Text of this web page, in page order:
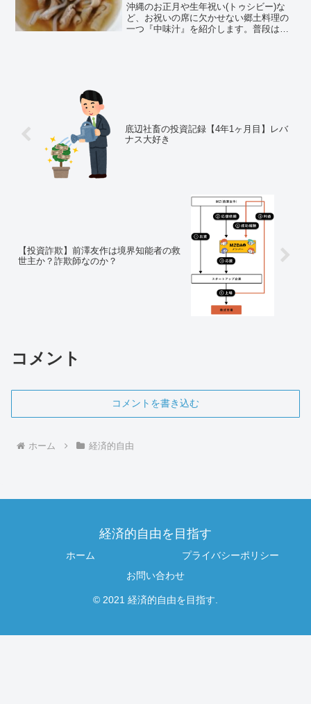
沖縄のお正月や生年祝い(トゥシビー)な
ど、お祝いの席に欠かせない郷土料理の
一つ『中味汁』を紹介します。普段は、1
底辺社畜の投資記録【4年1ヶ月目】レバ
ナス大好き
【投資詐欺】前澤友作は境界知能者の救
世主か？詐欺師なのか？
コメント
コメントを書き込む
ホーム 経済的自由
経済的自由を目指す
ホーム
プライバシーポリシー
お問い合わせ
© 2021 経済的自由を目指す.